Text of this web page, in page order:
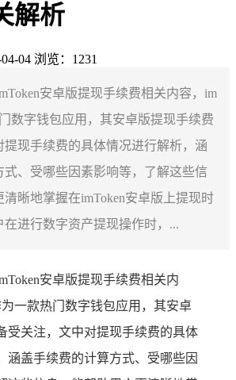
解析
04 浏览：1231
安卓版提现手续费相关内容，im
数字钱包应用，其安卓版提现手续费
提现手续费的具体情况进行解析，涵
式、受哪些因素影响等，了解这些信
晰地掌握在imToken安卓版上提现时
在进行数字资产提现操作时，...
安卓版提现手续费相关内
为一款热门数字钱包应用，其安卓
受关注，文中对提现手续费的具体
涵盖手续费的计算方式、受哪些因